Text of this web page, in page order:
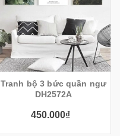
Tranh bộ 3 bức quần ngư
DH2572A
450.000₫